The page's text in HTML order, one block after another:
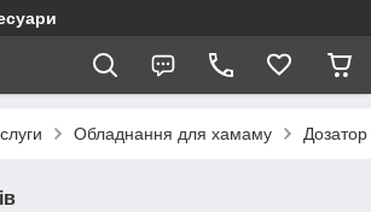
Обладнання для хамаму Дозатор